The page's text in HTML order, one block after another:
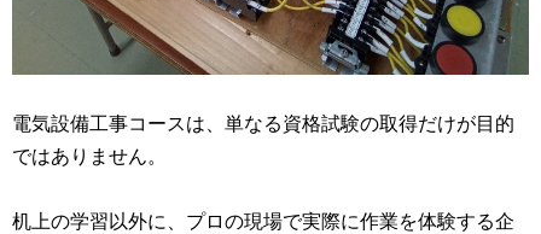
電気設備工事コースは、単なる資格試験の取得だけが目的
ではありません。
机上の学習以外に、プロの現場で実際に作業を体験する企